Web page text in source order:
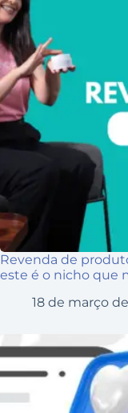
Revenda de
este é o nicho que
18 de março